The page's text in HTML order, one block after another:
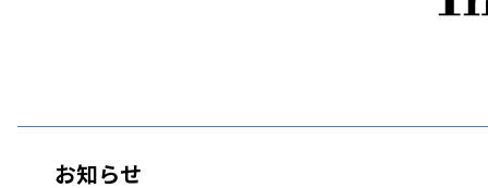
お知らせ